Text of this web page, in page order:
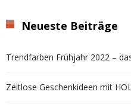
Neueste Beiträge
Trendfarben Frühjahr 2022 –
Zeitlose Geschenkideen mit